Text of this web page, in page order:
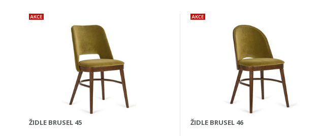
ŽIDLE BRUSEL 45 ŽIDLE BRUSEL 46